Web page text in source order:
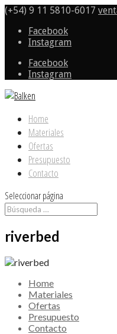
(+54) 9 11 5810-6017
Facebook
Instagram
Facebook
Instagram
Home
Materiales
Ofertas
Presupuesto
Contacto
Seleccionar página
riverbed
Home
Materiales
Ofertas
Presupuesto
Contacto